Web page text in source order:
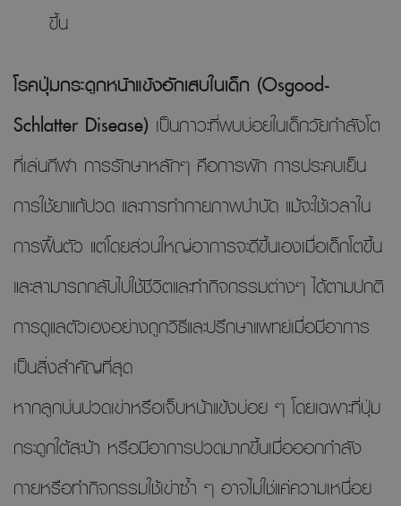
ขึ้น
โรคปุ่มกระดูกหน้าแข้งอักเสบในเด็ก (Osgood-
Schlatter Disease) เป็นภาวะที่พบบ่อยในเด็กวัยกำลังโต
ที่เล่นกีฬา การรักษาหลักๆ คือการพัก การประคบเย็น
การใช้ยาแก้ปวด และการทำกายภาพบำบัด แม้จะใช้เวลาใน
การฟื้นตัว แต่โดยส่วนใหญ่อาการจะดีขึ้นเองเมื่อเด็กโตขึ้น
และสามารถกลับไปใช้ชีวิตและทำกิจกรรมต่างๆ ได้ตามปกติ
การดูแลตัวเองอย่างถูกวิธีและปรึกษาแพทย์เมื่อมีอาการ
เป็นสิ่งสำคัญที่สุด
หากลูกบ่นปวดเข่าหรือเจ็บหน้าแข้งบ่อย ๆ โดยเฉพาะที่ปุ่ม
กระดูกใต้สะบ้า หรือมีอาการปวดมากขึ้นเมื่อออกกำลัง
กายหรือทำกิจกรรมใช้เข่าซ้ำ ๆ อาจไม่ใช่แค่ความเหนื่อย